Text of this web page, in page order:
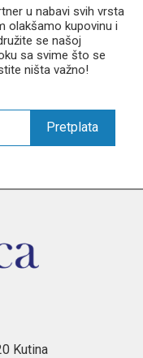
u nabavi svih vrsta
olakšamo kupovinu i
se našoj
sa svime što se
ništa važno!
Pretplata
Kutina